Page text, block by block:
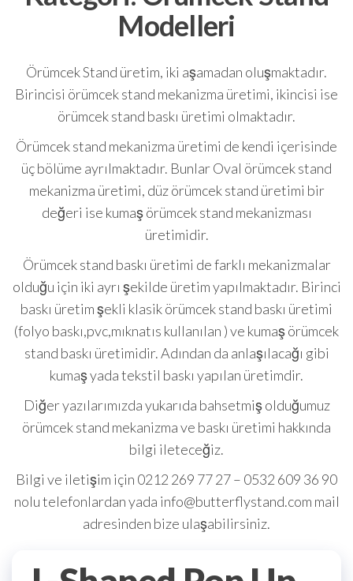
Modelleri
Örümcek Stand üretim, iki aşamadan oluşmaktadır.
Birincisi örümcek stand mekanizma üretimi, ikincisi ise
örümcek stand baskı üretimi olmaktadır.
Örümcek stand mekanizma üretimi de kendi içerisinde
üç bölüme ayrılmaktadır. Bunlar Oval örümcek stand
mekanizma üretimi, düz örümcek stand üretimi bir
değeri ise kumaş örümcek stand mekanizması
üretimidir.
Örümcek stand baskı üretimi de farklı mekanizmalar
olduğu için iki ayrı şekilde üretim yapılmaktadır. Birinci
baskı üretim şekli klasik örümcek stand baskı üretimi
(folyo baskı,pvc,mıknatıs kullanılan ) ve kumaş örümcek
stand baskı üretimidir. Adından da anlaşılacağı gibi
kumaş yada tekstil baskı yapılan üretimdir.
Diğer yazılarımızda yukarıda bahsetmiş olduğumuz
örümcek stand mekanizma ve baskı üretimi hakkında
bilgi ileteceğiz.
Bilgi ve iletişim için 0212 269 77 27 – 0532 609 36 90
nolu telefonlardan yada info@butterflystand.com mail
adresinden bize ulaşabilirsiniz.